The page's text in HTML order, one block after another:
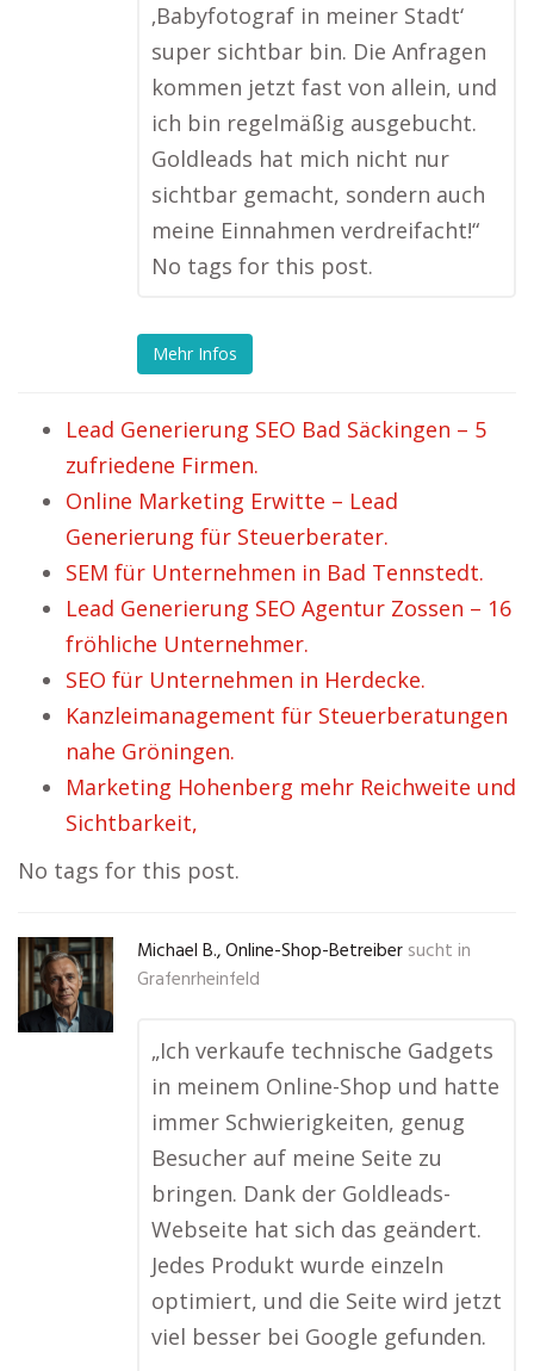
‚Babyfotograf in meiner Stadt‘
super sichtbar bin. Die Anfragen
kommen jetzt fast von allein, und
ich bin regelmäßig ausgebucht.
Goldleads hat mich nicht nur
sichtbar gemacht, sondern auch
meine Einnahmen verdreifacht!“
No tags for this post.
Mehr Infos
Lead Generierung SEO Bad Säckingen – 5
zufriedene Firmen.
Online Marketing Erwitte – Lead
Generierung für Steuerberater.
SEM für Unternehmen in Bad Tennstedt.
Lead Generierung SEO Agentur Zossen – 16
fröhliche Unternehmer.
SEO für Unternehmen in Herdecke.
Kanzleimanagement für Steuerberatungen
nahe Gröningen.
Marketing Hohenberg mehr Reichweite und
Sichtbarkeit,
No tags for this post.
Michael B., Online-Shop-Betreiber sucht in
Grafenrheinfeld
„Ich verkaufe technische Gadgets
in meinem Online-Shop und hatte
immer Schwierigkeiten, genug
Besucher auf meine Seite zu
bringen. Dank der Goldleads-
Webseite hat sich das geändert.
Jedes Produkt wurde einzeln
optimiert, und die Seite wird jetzt
viel besser bei Google gefunden.